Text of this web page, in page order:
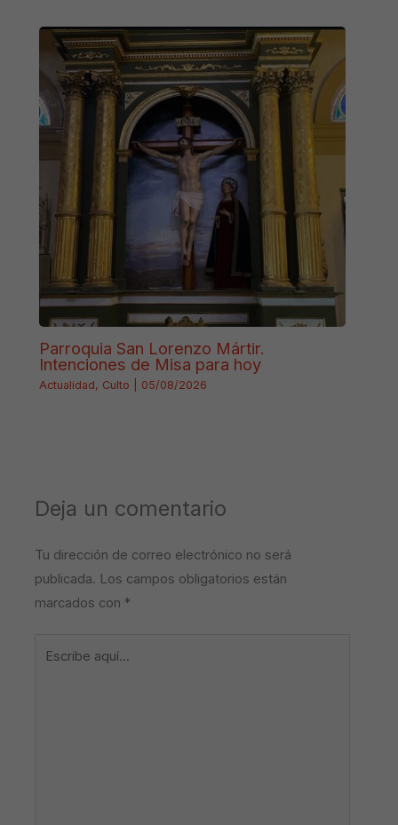
Parroquia San Lorenzo Mártir.
Intenciones de Misa para hoy
Actualidad, Culto 05/08/2026
Deja un comentario
Tu dirección de correo electrónico no será
publicada. Los campos obligatorios están
marcados con *